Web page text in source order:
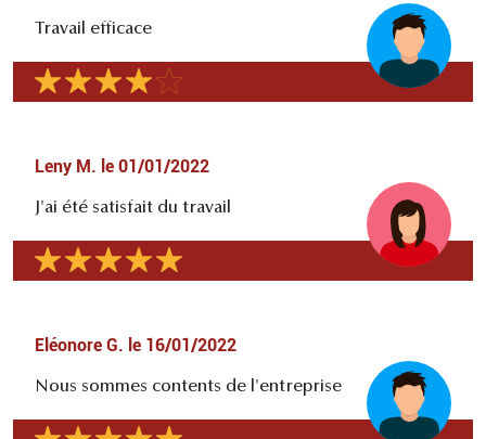
Travail efficace
Leny M. le 01/01/2022
J'ai été satisfait du travail
Eléonore G. le 16/01/2022
Nous sommes contents de l'entreprise